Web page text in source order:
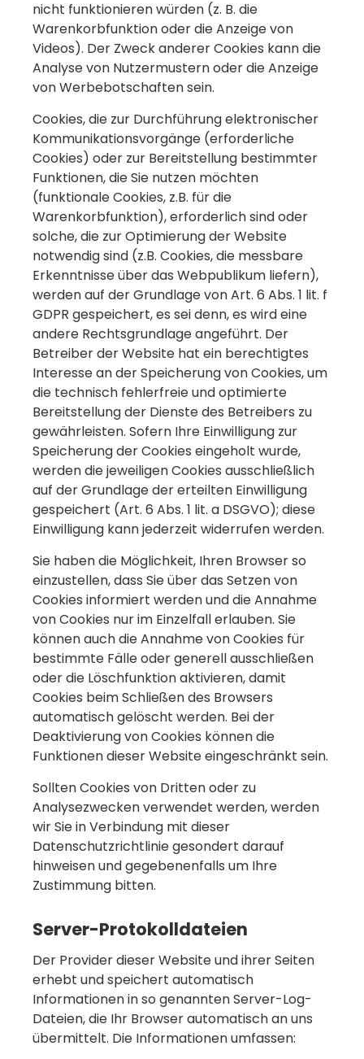
nicht funktionieren würden (z. B. die
Warenkorbfunktion oder die Anzeige von
Videos). Der Zweck anderer Cookies kann die
Analyse von Nutzermustern oder die Anzeige
von Werbebotschaften sein.
Cookies, die zur Durchführung elektronischer
Kommunikationsvorgänge (erforderliche
Cookies) oder zur Bereitstellung bestimmter
Funktionen, die Sie nutzen möchten
(funktionale Cookies, z.B. für die
Warenkorbfunktion), erforderlich sind oder
solche, die zur Optimierung der Website
notwendig sind (z.B. Cookies, die messbare
Erkenntnisse über das Webpublikum liefern),
werden auf der Grundlage von Art. 6 Abs. 1 lit. f
GDPR gespeichert, es sei denn, es wird eine
andere Rechtsgrundlage angeführt. Der
Betreiber der Website hat ein berechtigtes
Interesse an der Speicherung von Cookies, um
die technisch fehlerfreie und optimierte
Bereitstellung der Dienste des Betreibers zu
gewährleisten. Sofern Ihre Einwilligung zur
Speicherung der Cookies eingeholt wurde,
werden die jeweiligen Cookies ausschließlich
auf der Grundlage der erteilten Einwilligung
gespeichert (Art. 6 Abs. 1 lit. a DSGVO); diese
Einwilligung kann jederzeit widerrufen werden.
Sie haben die Möglichkeit, Ihren Browser so
einzustellen, dass Sie über das Setzen von
Cookies informiert werden und die Annahme
von Cookies nur im Einzelfall erlauben. Sie
können auch die Annahme von Cookies für
bestimmte Fälle oder generell ausschließen
oder die Löschfunktion aktivieren, damit
Cookies beim Schließen des Browsers
automatisch gelöscht werden. Bei der
Deaktivierung von Cookies können die
Funktionen dieser Website eingeschränkt sein.
Sollten Cookies von Dritten oder zu
Analysezwecken verwendet werden, werden
wir Sie in Verbindung mit dieser
Datenschutzrichtlinie gesondert darauf
hinweisen und gegebenenfalls um Ihre
Zustimmung bitten.
Server-Protokolldateien
Der Provider dieser Website und ihrer Seiten
erhebt und speichert automatisch
Informationen in so genannten Server-Log-
Dateien, die Ihr Browser automatisch an uns
übermittelt. Die Informationen umfassen: